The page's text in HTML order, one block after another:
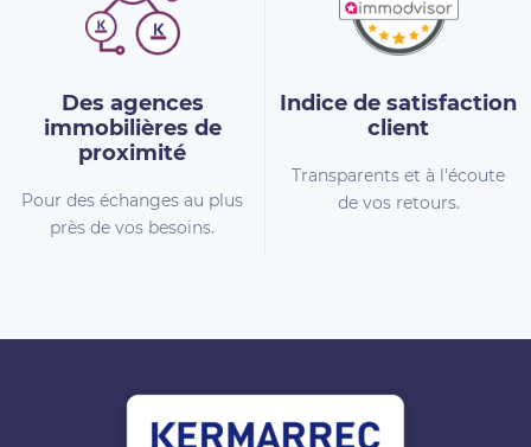
Des agences
immobilières de
proximité
Pour des échanges au plus
près de vos besoins.
Indice de satisfaction
client
Transparents et à l'écoute
de vos retours.